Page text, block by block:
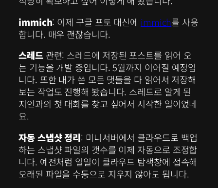
immich: 이제 구글 포토 대신에 immich를 사용
합니다. 매우 괜찮습니다.
스레드 관련: 스레드에 저장된 포스트를 읽어 오
는 기능을 개발 중입니다. 5월까지 이어질 예정입
니다. 또한 내가 쓴 모든 댓들을 다 읽어서 저장해
보는 작업도 진행해 봤습니다. 스레드로 알게 된
지인과의 첫 대화를 찾고 싶어서 시작한 일이었네
요.
자동 스냅샷 정리: 미니서버에서 클라우드로 백업
하는 스냅샷 파일의 갯수를 이제 자동으로 조정합
니다. 예전처럼 일일이 클라우드 탐색창에 접속해
오래된 파일을 수동으로 지우지 않아도 됩니다.